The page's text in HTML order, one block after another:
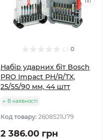
0
Набір ударних біт Bosch
PRO Impact PH/R/TX,
25/55/90 мм, 44 штт
В наявності
Код товару: 2608521U79
2 386.00 грн